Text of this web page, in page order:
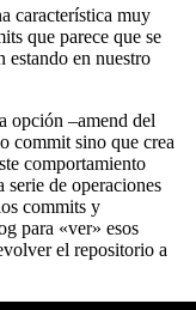
característica muy
que parece que se
estando en nuestro
opción –amend del
commit sino que crea
comportamiento
de operaciones
commits y
para «ver» esos
el repositorio a